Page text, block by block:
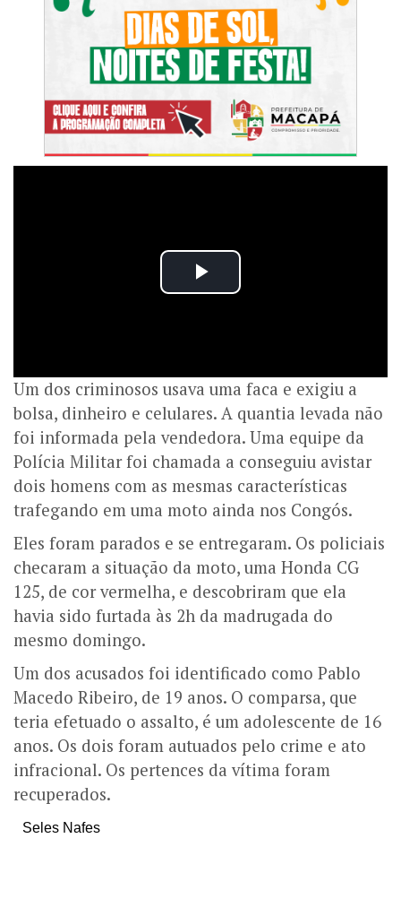
Um dos criminosos usava uma faca e exigiu a
bolsa, dinheiro e celulares. A quantia levada não
foi informada pela vendedora. Uma equipe da
Polícia Militar foi chamada a conseguiu avistar
dois homens com as mesmas características
trafegando em uma moto ainda nos Congós.
Eles foram parados e se entregaram. Os policiais
checaram a situação da moto, uma Honda CG
125, de cor vermelha, e descobriram que ela
havia sido furtada às 2h da madrugada do
mesmo domingo.
Um dos acusados foi identificado como Pablo
Macedo Ribeiro, de 19 anos. O comparsa, que
teria efetuado o assalto, é um adolescente de 16
anos. Os dois foram autuados pelo crime e ato
infracional. Os pertences da vítima foram
recuperados.
Seles Nafes